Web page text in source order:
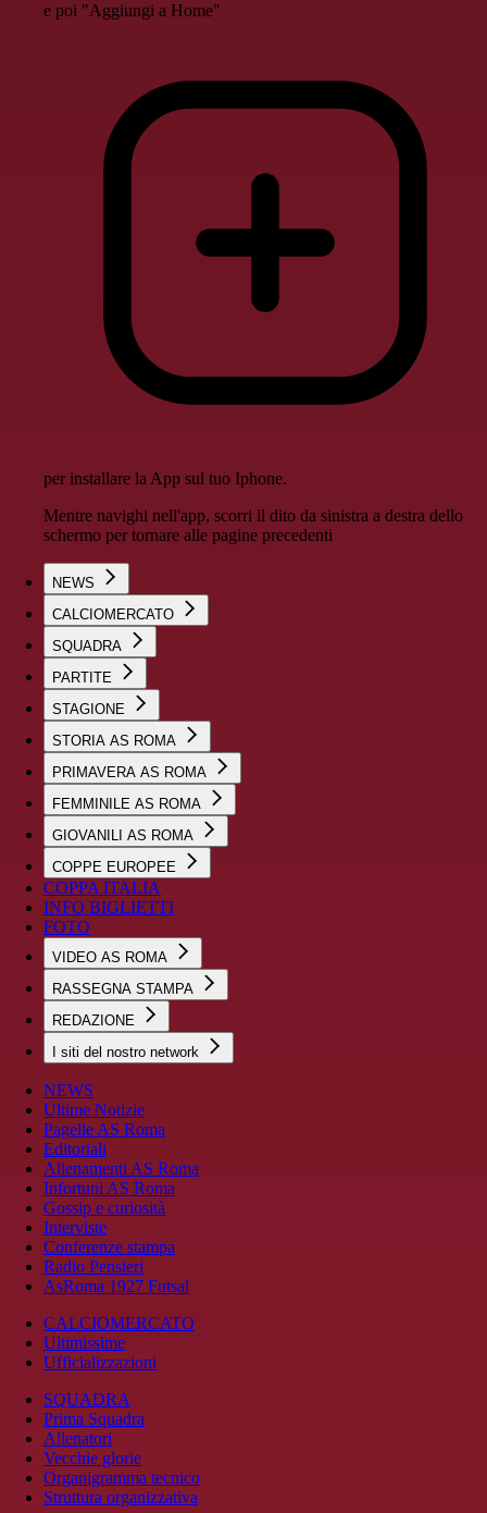
e poi "Aggiungi a Home"
per installare la App sul tuo Iphone.
Mentre navighi nell'app, scorri il dito da sinistra a destra dello
schermo per tornare alle pagine precedenti
NEWS
CALCIOMERCATO
SQUADRA
PARTITE
STAGIONE
STORIA AS ROMA
PRIMAVERA AS ROMA
FEMMINILE AS ROMA
GIOVANILI AS ROMA
COPPE EUROPEE
COPPA ITALIA
INFO BIGLIETTI
FOTO
VIDEO AS ROMA
RASSEGNA STAMPA
REDAZIONE
I siti del nostro network
NEWS
Ultime Notizie
Pagelle AS Roma
Editoriali
Allenamenti AS Roma
Infortuni AS Roma
Gossip e curiosità
Interviste
Conferenze stampa
Radio Pensieri
AsRoma 1927 Futsal
CALCIOMERCATO
Ultimissime
Ufficializzazioni
SQUADRA
Prima Squadra
Allenatori
Vecchie glorie
Organigramma tecnico
Struttura organizzativa